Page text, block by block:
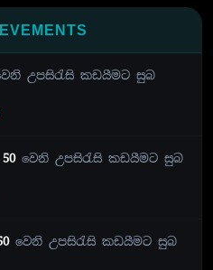
උපසිරැසි කඩයීමට සුබ
50වෙනි උපසිරැසි කඩයීමට සුබ
වෙනි උපසිරැසි කඩයීමට සුබ